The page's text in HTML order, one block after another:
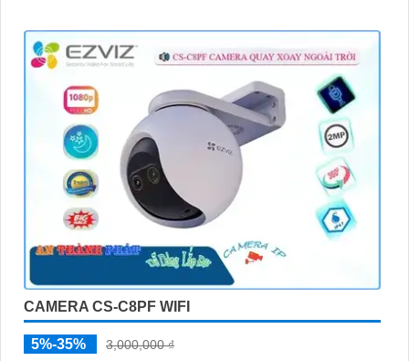
CAMERA CS-C8PF WIFI
5%-35%
3,000,000 ₫